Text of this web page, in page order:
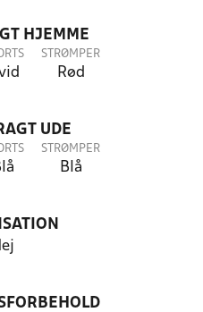
HJEMME
STRØMPER
Rød
UDE
STRØMPER
Blå